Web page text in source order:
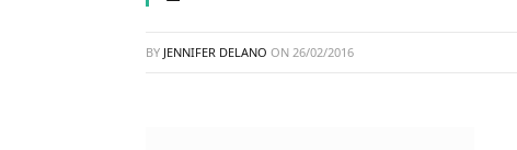
BY JENNIFER DELANO ON 26/02/2016